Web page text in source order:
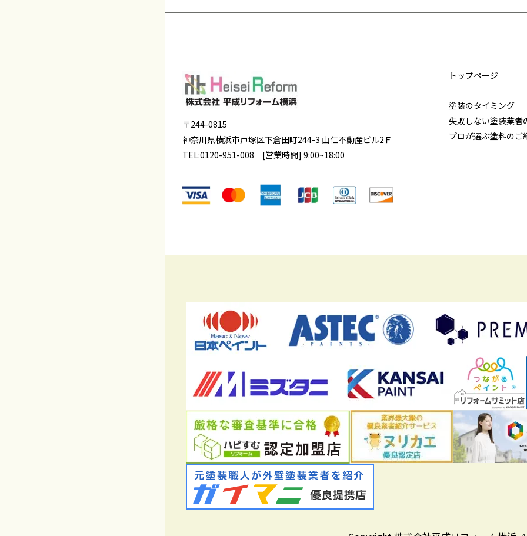
〒244-0815
神奈川県横浜市戸塚区下倉田町244-3 山仁不動産ビル2Ｆ
TEL:0120-951-008 [営業時間] 9:00~18:00
トップページ
塗装のタイミング
失敗しない塗装業者
プロが選ぶ塗料のご